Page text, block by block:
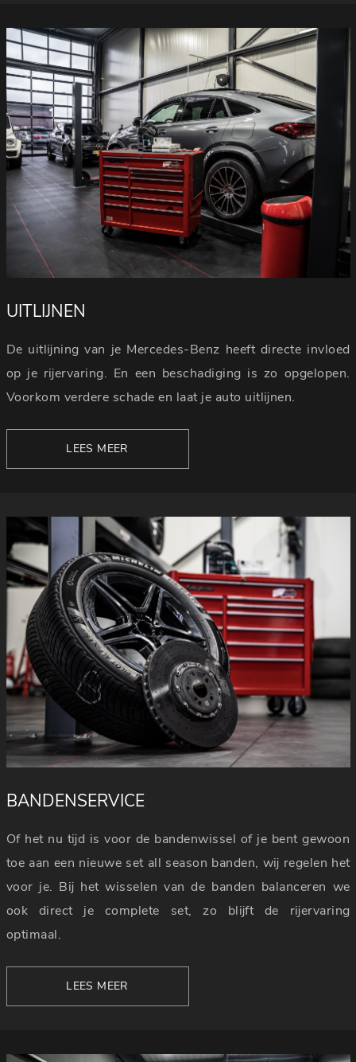
UITLIJNEN
De uitlijning van je Mercedes-Benz heeft directe invloed
op je rijervaring. En een beschadiging is zo opgelopen.
Voorkom verdere schade en laat je auto uitlijnen.
LEES MEER
BANDENSERVICE
Of het nu tijd is voor de bandenwissel of je bent gewoon
toe aan een nieuwe set all season banden, wij regelen het
voor je. Bij het wisselen van de banden balanceren we
ook direct je complete set, zo blijft de rijervaring
optimaal.
LEES MEER